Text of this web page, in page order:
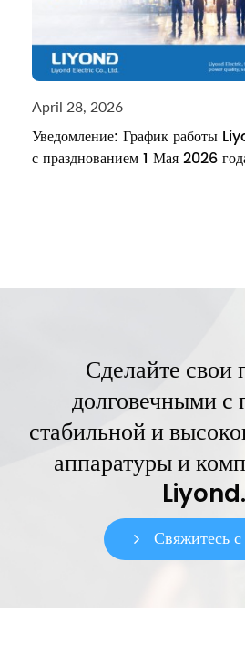
April 28, 2026
Уведомление: График работы
с празднованием 1 Мая 2026
Сделайте свои
долговечными
стабильной и
аппаратуры и
Liyond.
Свяжитесь